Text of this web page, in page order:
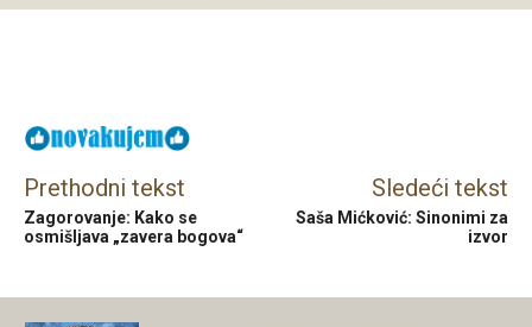
Prethodni tekst
Zagorovanje: Kako se
osmišljava „zavera bogova“
Sledeći tekst
Saša Mićković: Sinonimi za
izvor